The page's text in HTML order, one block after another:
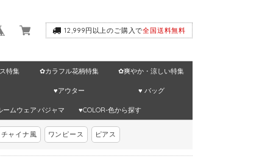
12,999円以上のご購入で全国送料無料
特集 ✿カラフル花柄特集 ✿爽やか・涼しい特集
♥アウター ♥ バッグ
ムウェア·パジャマ ♥COLOR-色から探す
チャイナ風 ワンピース ピアス